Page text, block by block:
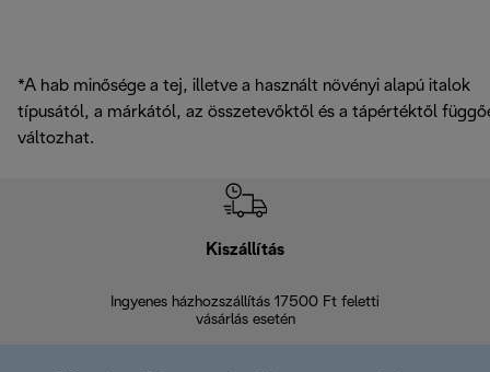
*A hab minősége a tej, illetve a használt növényi alapú italok
típusától, a márkától, az összetevőktől és a tápértéktől
változhat.
Kiszállítás
Ingyenes házhozszállítás 17500 Ft feletti
vásárlás esetén